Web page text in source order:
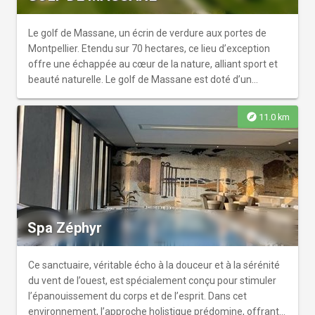
Le golf de Massane, un écrin de verdure aux portes de
Montpellier. Etendu sur 70 hectares, ce lieu d’exception
offre une échappée au cœur de la nature, alliant sport et
beauté naturelle. Le golf de Massane est doté d’un
Californien Ronalf Fream datant de 1988. Conçu pour
s’intégrer harmonieusement au paysage naturel
environnant, ce parcours conjugue esthétique et
technique, offrant des défis stimulants pour les joueurs de
tous niveaux. En complément, le parcours 9 trous compact
est un parcours exceptionnel, ouvert aux débutants et aux
professionnels, grâce auquel ils pourront s’initier aux
plaisirs du golf ou améliorer considérablement leur jeu.
Parallèlement à nos parcours de golf 9 et 18 trous, le
practice a étage, doté de 24 postes. Un dispositif
d’entrainement équipé de la technologie trackman, la plus
avancée du marché, permettant aux golfeurs d’améliorer
avec précision leur swing.
explore 11.0 km
Spa Zéphyr
Ce sanctuaire, véritable écho à la douceur et à la sérénité
du vent de l’ouest, est spécialement conçu pour stimuler
l’épanouissement du corps et de l’esprit. Dans cet
environnement, l’approche holistique prédomine, offrant